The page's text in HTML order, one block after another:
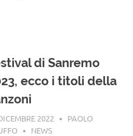
di Sanremo
ecco i titoli della
2022
PAOLO
NEWS